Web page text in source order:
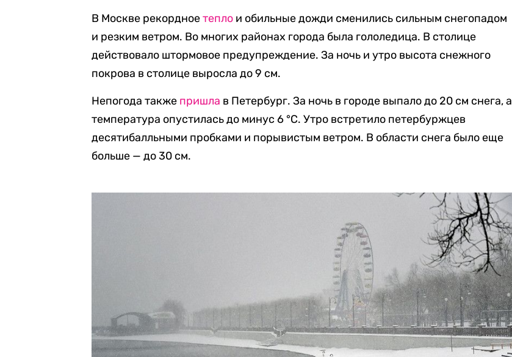
В Москве рекордноетепло и обильные дожди сменились сильным снегопадом
и резким ветром. Во многих районах города была гололедица. В столице
действовало штормовое предупреждение. За ночь и утро высота снежного
покрова в столице выросла до 9 см.
Непогода также пришла в Петербург. За ночь в городе выпало до 20 см снега, а
температура опустилась до минус 6 °C. Утро встретило петербуржцев
десятибалльными пробками и порывистым ветром. В области снега было еще
больше — до 30 см.